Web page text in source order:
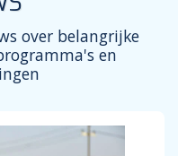
over belangrijke
en